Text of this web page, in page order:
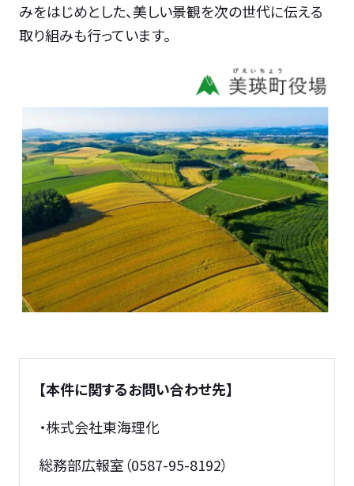
みをはじめとした、美しい景観を次の世代に伝える
取り組みも行っています。
【本件に関するお問い合わせ先】
・株式会社東海理化
総務部広報室（0587-95-8192）